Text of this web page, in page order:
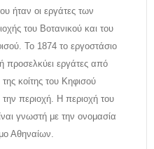
ήταν οι εργάτες των
του Βοτανικού και του
Το 1874 το εργοστάσιο
προσελκύει εργάτες από
κοίτης του Κηφισού
την περιοχή. Η περιοχή του
γνωστή με την ονομασία
Αθηναίων.